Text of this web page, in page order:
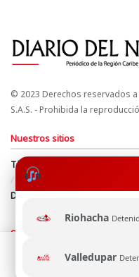
Riohacha
Valledupar
© 2023 Derechos reservados
S.A.S. - Prohibida la
Nuestros sitios
Términos y Condiciones
Política de uso de cookies
Directrices Editoriales
Síguenos
Esta página web usa
navegación, al